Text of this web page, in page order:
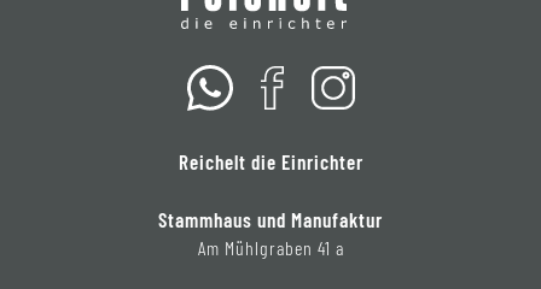
Reichelt die Einrichter
Stammhaus und Manufaktur
Am Mühlgraben 41 a